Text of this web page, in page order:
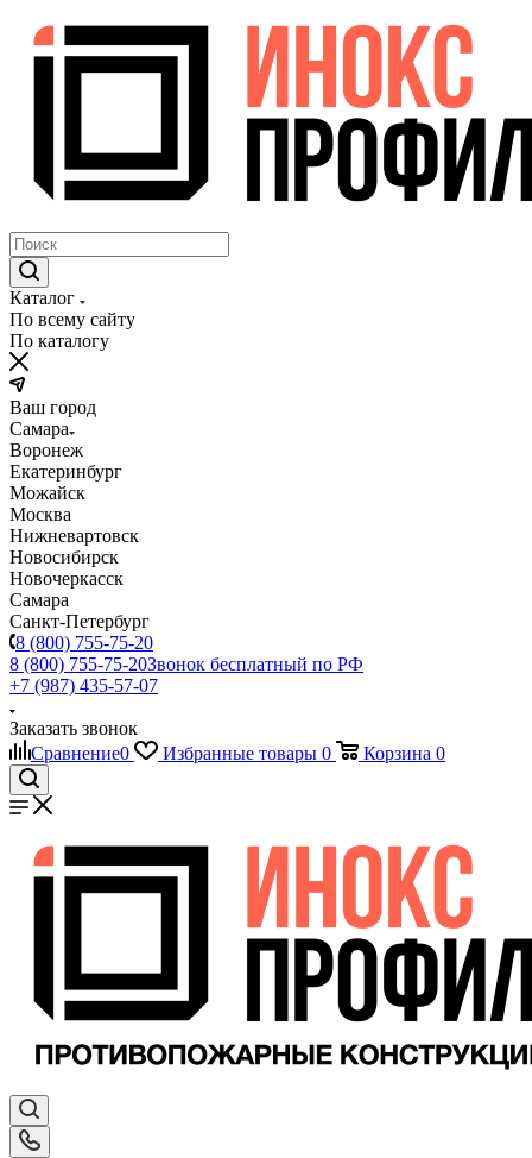
Каталог
По всему сайту
По каталогу
Ваш город
Самара
Воронеж
Екатеринбург
Можайск
Москва
Нижневартовск
Новосибирск
Новочеркасск
Самара
Санкт-Петербург
8 (800) 755-75-20
8 (800) 755-75-20Звонок бесплатный по РФ
+7 (987) 435-57-07
Заказать звонок
Сравнение0 Избранные товары 0 Корзина 0